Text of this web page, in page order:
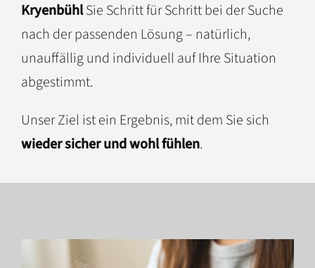
KryenbühlSie Schritt für Schritt bei der Suche
nach der passenden Lösung – natürlich,
unauffällig und individuell auf Ihre Situation
abgestimmt.
Unser Ziel ist ein Ergebnis, mit dem Sie sich
wieder sicher und wohl fühlen.